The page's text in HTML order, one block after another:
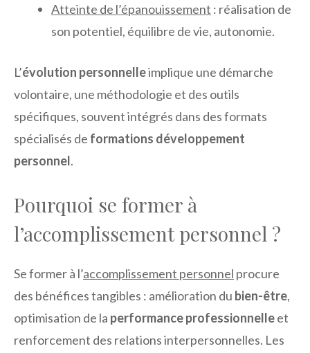
Atteinte de l’épanouissement : réalisation de
son potentiel, équilibre de vie, autonomie.
L’évolution personnelleimplique une démarche
volontaire, une méthodologie et des outils
spécifiques, souvent intégrés dans des formats
spécialisés de formations développement
personnel.
Pourquoi se former à
l’accomplissement personnel ?
Se former à l’accomplissement personnel procure
des bénéfices tangibles : amélioration du bien-être,
optimisation de la performance professionnelleet
renforcement des relations interpersonnelles. Les